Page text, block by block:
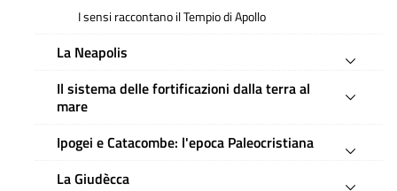
I sensi raccontano il Tempio di Apollo
La Neapolis
Il sistema delle fortificazioni dalla terra al
mare
Ipogei e Catacombe: l'epoca Paleocristiana
La Giudècca